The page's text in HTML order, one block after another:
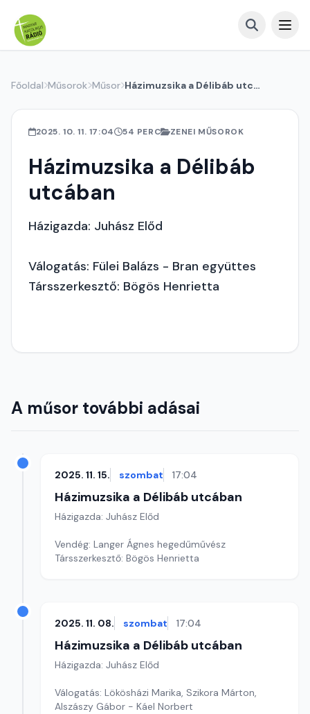
Főoldal Műsorok Műsor Házimuzsika a Délibáb utcában
2025. 10. 11. 17:04 54 PERC ZENEI MŰSOROK
Házimuzsika a Délibáb
utcában
Házigazda: Juhász Előd
Válogatás: Fülei Balázs - Bran együttes
Társszerkesztő: Bögös Henrietta
A műsor további adásai
2025. 11. 15. szombat 17:04
Házimuzsika a Délibáb utcában
Házigazda: Juhász Előd
Vendég: Langer Ágnes hegedűművész
Társszerkesztő: Bögös Henrietta
2025. 11. 08. szombat 17:04
Házimuzsika a Délibáb utcában
Házigazda: Juhász Előd
Válogatás: Lökösházi Marika, Szikora Márton,
Alszászy Gábor - Káel Norbert